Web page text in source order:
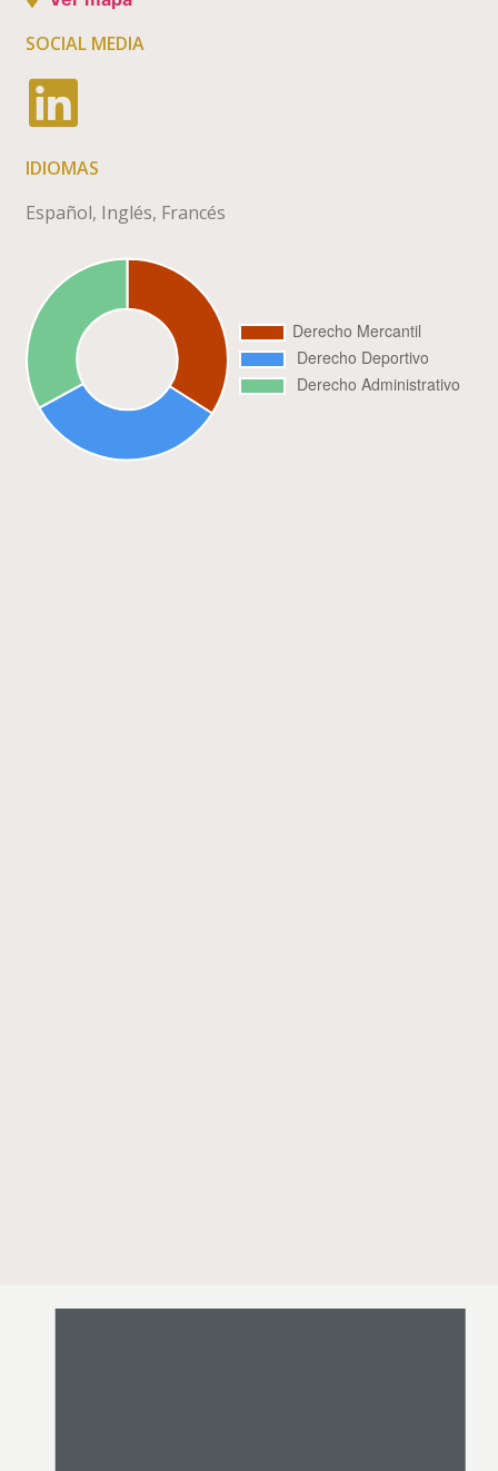
SOCIAL MEDIA
IDIOMAS
Español, Inglés, Francés